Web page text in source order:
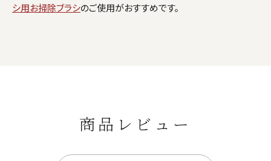
シ用お掃除ブラシのご使用がおすすめです。
商品レビュー